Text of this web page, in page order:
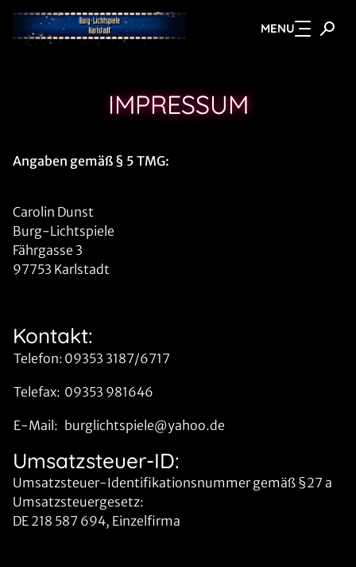
Zum Hauptinhalt springen MENU
IMPRESSUM
Angaben gemäß § 5 TMG:
Carolin Dunst
Burg-Lichtspiele
Fährgasse 3
97753 Karlstadt
Kontakt:
Telefon: 09353 3187/6717
Telefax: 09353 981646
E-Mail: burglichtspiele@yahoo.de
Umsatzsteuer-ID:
Umsatzsteuer-Identifikationsnummer gemäß §27 a
Umsatzsteuergesetz:
DE 218 587 694, Einzelfirma